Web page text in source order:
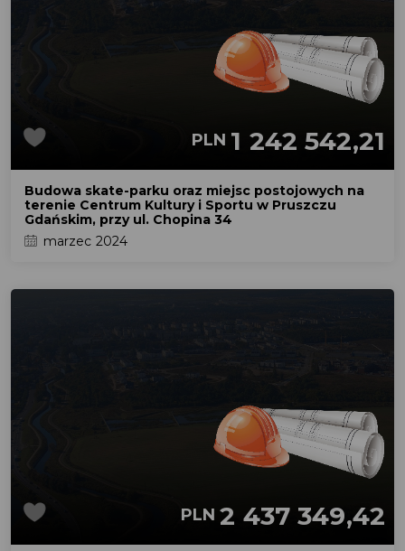
PLN 1 242 542,21
Budowa skate-parku oraz miejsc postojowych na
terenie Centrum Kultury i Sportu w Pruszczu
Gdańskim, przy ul. Chopina 34
marzec 2024
PLN2 437 349,42